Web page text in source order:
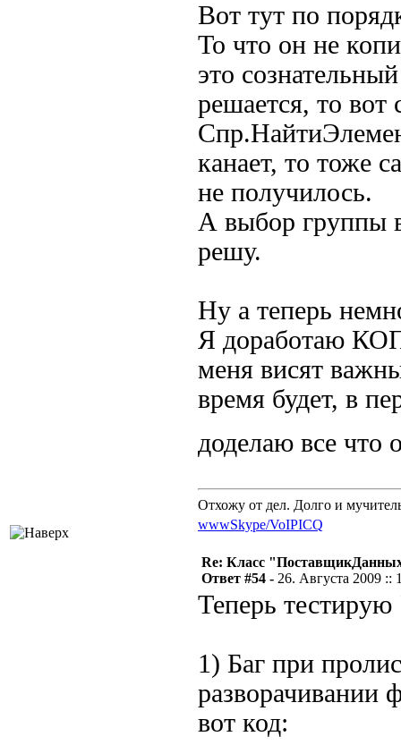
Вот тут по
То что он не
это
решается, то
канает, то тоже
не получилось.
А выбор группы
решу.
Ну а теперь
Я доработаю
меня висят
время будет, в
доделаю все
Отхожу от дел. Долго и
wwwSkype/VoIPICQ
Re: Класс
Ответ #54 - 26. Августа 2009 ::
Теперь
1) Баг при
вот код: